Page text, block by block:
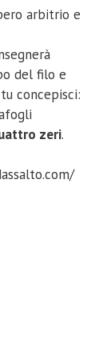
arbitrio e
del filo e
concepisci:
zeri.